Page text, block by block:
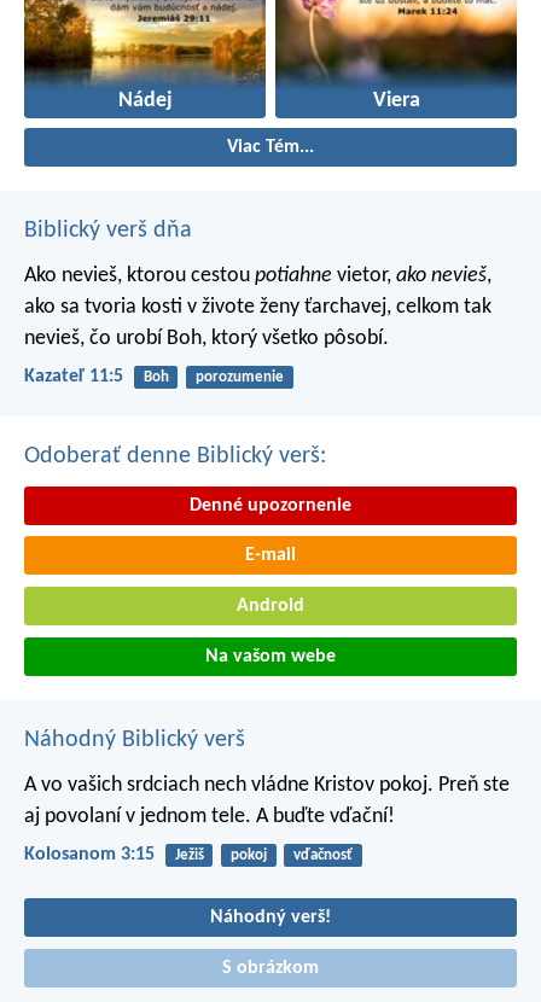
Nádej Viera
Viac Tém...
Biblický verš dňa
Ako nevieš, ktorou cestou potiahne vietor, ako nevieš,
ako sa tvoria kosti v živote ženy ťarchavej, celkom tak
nevieš, čo urobí Boh, ktorý všetko pôsobí.
Kazateľ 11:5 Boh porozumenie
Odoberať denne Biblický verš:
Denné upozornenie
E-mail
Android
Na vašom webe
Náhodný Biblický verš
A vo vašich srdciach nech vládne Kristov pokoj. Preň ste
aj povolaní v jednom tele. A buďte vďační!
Kolosanom 3:15 Ježiš pokoj vďačnosť
Náhodný verš!
S obrázkom